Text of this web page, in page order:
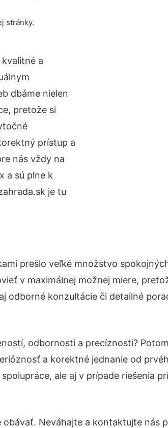
stránky.
a
dbáme nielen
pretože si
prístup a
nás vždy na
a sú plne k
je tu
prešlo veľké množstvo
v maximálnej možnej miere,
odborné konzultácie či detailné
odbornosti a precíznosti?
a korektné jednanie od
ale aj v prípade riešenia
obávať. Neváhajte a kontaktujte nás